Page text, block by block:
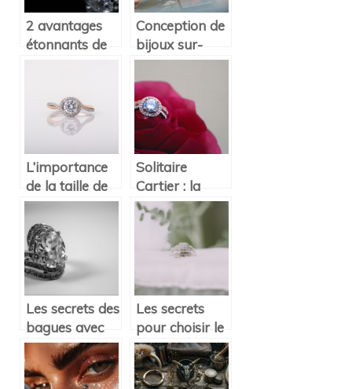
2 avantages
étonnants de
Conception de
bijoux sur-
mesure pour
hommes
L’importance
de la taille de
la bague de
fiancailles
Solitaire
Cartier : la
bague de
fiancailles par
excellence
Les secrets des
bagues avec
diamant
d’occasion et
anciennes
Les secrets
pour choisir le
bijou de haute
fantaisie ideal